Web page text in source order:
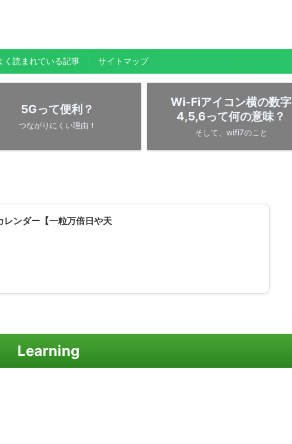
く読まれている記事 サイトマップ
5Gって便利？
つながりにくい理由！
Wi-Fiアイコン横の数字
4,5,6って何の意味？
そして、wifi7のこと
レンダー【一粒万倍日や天
Learning